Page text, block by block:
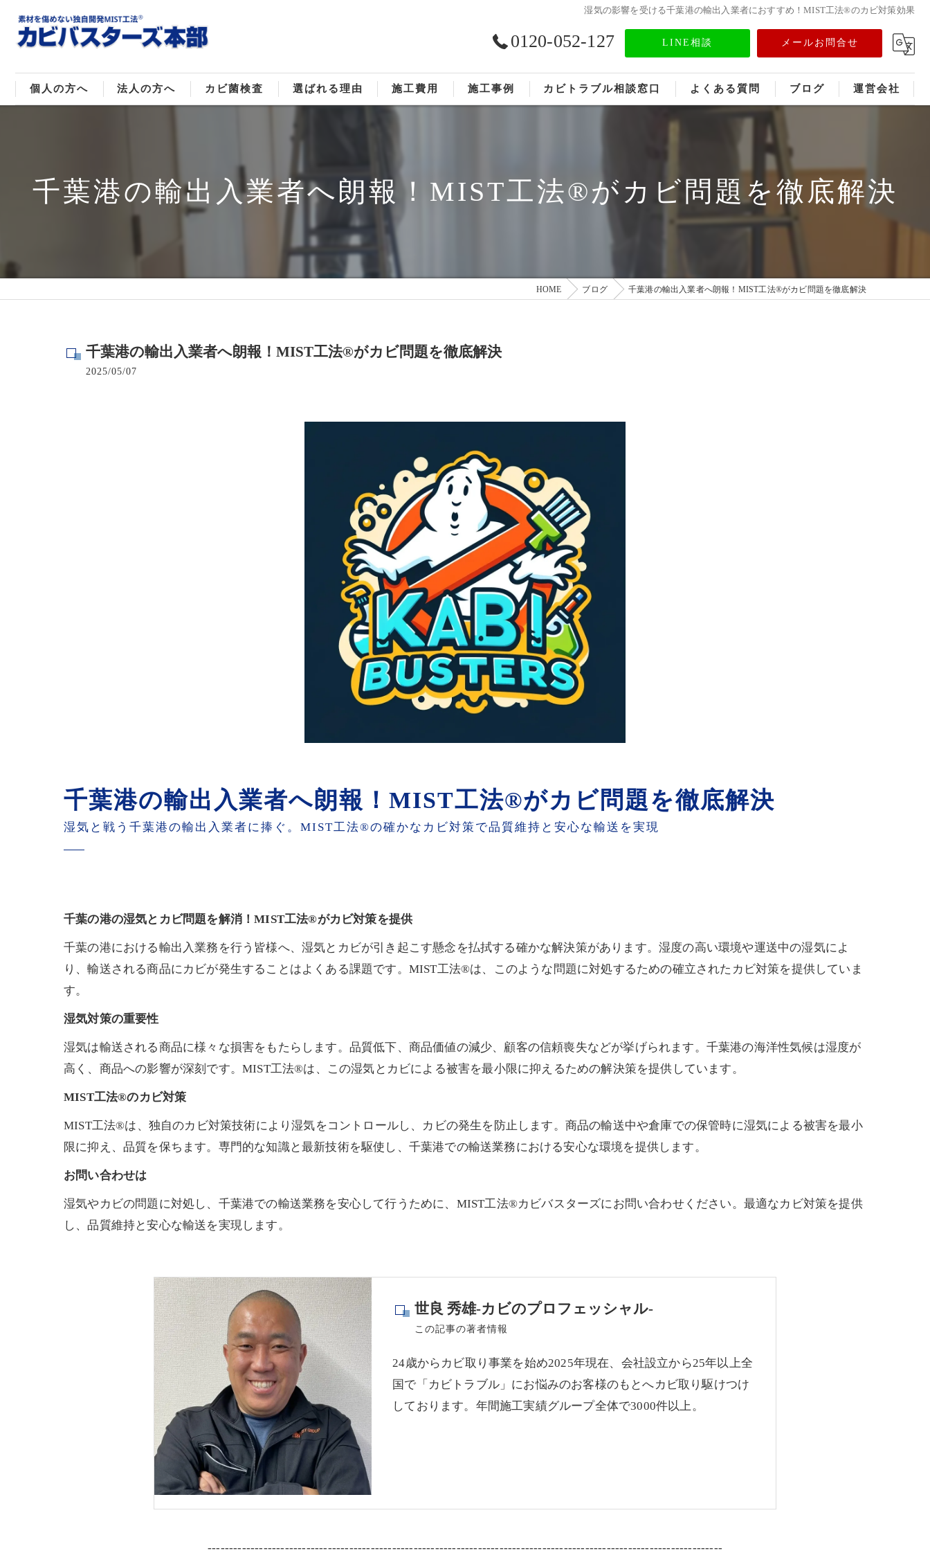
湿気の影響を受ける千葉港の輸出入業者におすすめ！MIST工法®のカビ対策効果
0120-052-127 LINE相談 メールお問合せ
個人の方へ 法人の方へ
店舗のカビ取り
病院･クリニックのカビ取り
カビ菌検査 選ばれる理由
MIST工法®
施工費用 施工事例 カビトラブル相談窓口 よくある質問 ブログ 運営会社
メディア情報
千葉港の輸出入業者へ朗報！MIST工法®がカビ問題を徹底解決
HOME ブログ 千葉港の輸出入業者へ朗報！MIST工法®がカビ問題を徹底解決
千葉港の輸出入業者へ朗報！MIST工法®がカビ問題を徹底解決
2025/05/07
千葉港の輸出入業者へ朗報！MIST工法®がカビ問題を徹底解決
湿気と戦う千葉港の輸出入業者に捧ぐ。MIST工法®の確かなカビ対策で品質維持と安心な輸送を実現
千葉の港の湿気とカビ問題を解消！MIST工法®がカビ対策を提供
千葉の港における輸出入業務を行う皆様へ、湿気とカビが引き起こす懸念を払拭する確かな解決策があります。湿度の高い環境や運送中の湿気によ
り、輸送される商品にカビが発生することはよくある課題です。MIST工法®は、このような問題に対処するための確立されたカビ対策を提供していま
す。
湿気対策の重要性
湿気は輸送される商品に様々な損害をもたらします。品質低下、商品価値の減少、顧客の信頼喪失などが挙げられます。千葉港の海洋性気候は湿度が
高く、商品への影響が深刻です。MIST工法®は、この湿気とカビによる被害を最小限に抑えるための解決策を提供しています。
MIST工法®のカビ対策
MIST工法®は、独自のカビ対策技術により湿気をコントロールし、カビの発生を防止します。商品の輸送中や倉庫での保管時に湿気による被害を最小
限に抑え、品質を保ちます。専門的な知識と最新技術を駆使し、千葉港での輸送業務における安心な環境を提供します。
お問い合わせは
湿気やカビの問題に対処し、千葉港での輸送業務を安心して行うために、MIST工法®カビバスターズにお問い合わせください。最適なカビ対策を提供
し、品質維持と安心な輸送を実現します。
世良 秀雄-カビのプロフェッシャル-
この記事の著者情報
24歳からカビ取り事業を始め2025年現在、会社設立から25年以上全
国で「カビトラブル」にお悩みのお客様のもとへカビ取り駆けつけ
しております。年間施工実績グループ全体で3000件以上。
------------------------------------------------------------------------------------------------------------------------